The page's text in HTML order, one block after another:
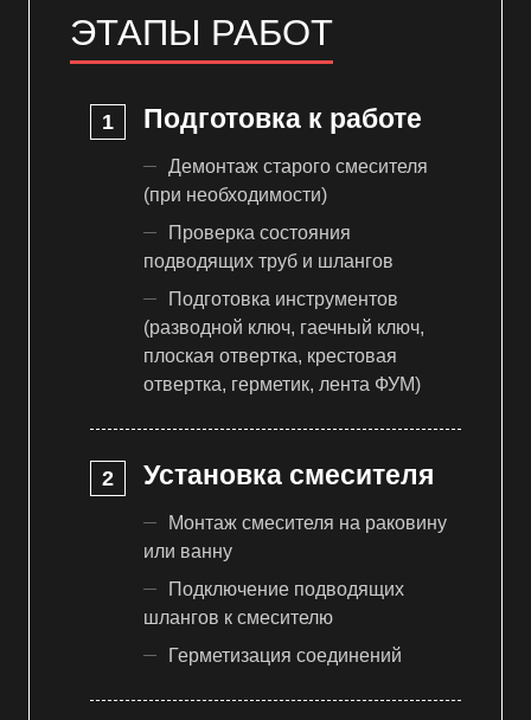
ЭТАПЫ РАБОТ
Подготовка к работе
Демонтаж старого смесителя
(при необходимости)
Проверка состояния
подводящих труб и шлангов
Подготовка инструментов
(разводной ключ, гаечный ключ,
плоская отвертка, крестовая
отвертка, герметик, лента ФУМ)
Установка смесителя
Монтаж смесителя на раковину
или ванну
Подключение подводящих
шлангов к смесителю
Герметизация соединений